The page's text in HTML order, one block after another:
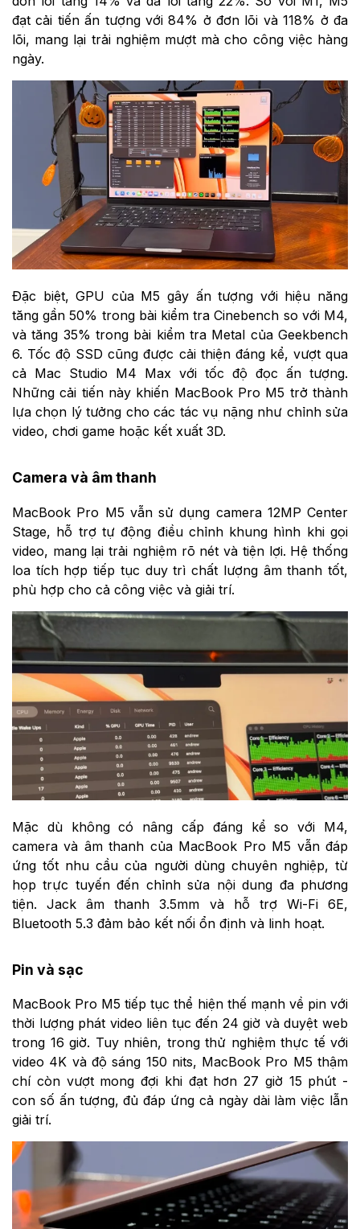
đạt cải tiến ấn tượng với 84% ở đơn lõi và 118% ở đa
lõi, mang lại trải nghiệm mượt mà cho công việc hàng
ngày.
Đặc biệt, GPU của M5 gây ấn tượng với hiệu năng
tăng gần 50% trong bài kiểm tra Cinebench so với M4,
và tăng 35% trong bài kiểm tra Metal của Geekbench
6. Tốc độ SSD cũng được cải thiện đáng kể, vượt qua
cả Mac Studio M4 Max với tốc độ đọc ấn tượng.
Những cải tiến này khiến MacBook Pro M5 trở thành
lựa chọn lý tưởng cho các tác vụ nặng như chỉnh sửa
video, chơi game hoặc kết xuất 3D.
Camera và âm thanh
MacBook Pro M5 vẫn sử dụng camera 12MP Center
Stage, hỗ trợ tự động điều chỉnh khung hình khi gọi
video, mang lại trải nghiệm rõ nét và tiện lợi. Hệ thống
loa tích hợp tiếp tục duy trì chất lượng âm thanh tốt,
phù hợp cho cả công việc và giải trí.
Mặc dù không có nâng cấp đáng kể so với M4,
camera và âm thanh của MacBook Pro M5 vẫn đáp
ứng tốt nhu cầu của người dùng chuyên nghiệp, từ
họp trực tuyến đến chỉnh sửa nội dung đa phương
tiện. Jack âm thanh 3.5mm và hỗ trợ Wi-Fi 6E,
Bluetooth 5.3 đảm bảo kết nối ổn định và linh hoạt.
Pin và sạc
MacBook Pro M5 tiếp tục thể hiện thế mạnh về pin với
thời lượng phát video liên tục đến 24 giờ và duyệt web
trong 16 giờ. Tuy nhiên, trong thử nghiệm thực tế với
video 4K và độ sáng 150 nits, MacBook Pro M5 thậm
chí còn vượt mong đợi khi đạt hơn 27 giờ 15 phút -
con số ấn tượng, đủ đáp ứng cả ngày dài làm việc lẫn
giải trí.